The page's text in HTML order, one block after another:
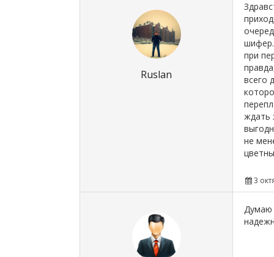
Ruslan
шифер.
при
всего
ждать
не
3
Думаю